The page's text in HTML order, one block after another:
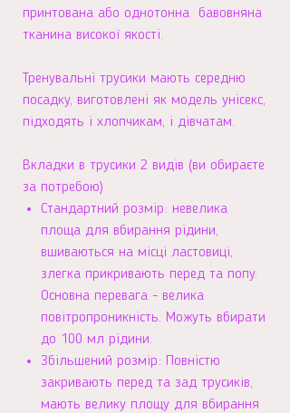
принтована або однотонна бавовняна
тканина високої якості.
Тренувальні трусики мають середню
посадку, виготовлені як модель унісекс,
підходять і хлопчикам, і дівчатам.
Вкладки в трусики 2 видів (ви обираєте
за потребою)
Стандартний розмір: невелика
площа для вбирання рідини,
вшиваються на місці ластовиці,
злегка прикривають перед та попу.
Основна перевага - велика
повітропроникність. Можуть вбирати
до 100 мл рідини.
Збільшений розмір: Повністю
закривають перед та зад трусиків,
мають велику площу для вбирання